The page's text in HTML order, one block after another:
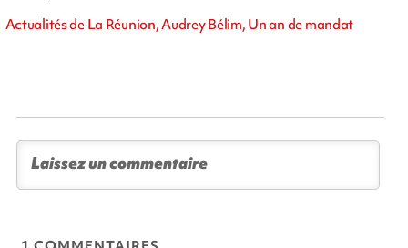
Actualités de La Réunion, Audrey Bélim, Un an de mandat